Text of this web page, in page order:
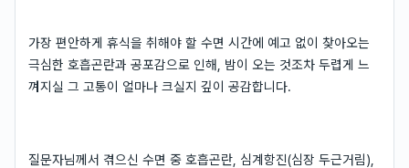
가장 편안하게 휴식을 취해야 할 수면 시간에 예고 없이 찾아오는
극심한 호흡곤란과 공포감으로 인해, 밤이 오는 것조차 두렵게 느
껴지실 그 고통이 얼마나 크실지 깊이 공감합니다.
질문자님께서 겪으신 수면 중 호흡곤란, 심계항진(심장 두근거림),